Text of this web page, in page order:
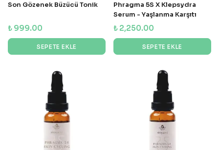
Son Gözenek Büzücü Tonik
₺ 999.00
SEPETE EKLE
Phragma 5S X Klepsydra
Serum - Yaşlanma Karşıtı
₺ 2,250.00
SEPETE EKLE